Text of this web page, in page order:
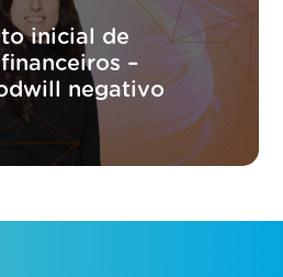
inicial de
–
negativo